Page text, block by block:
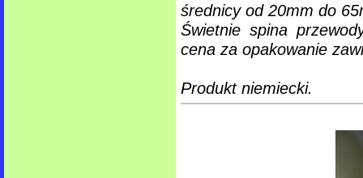
średnicy od 20mm do
Świetnie spina
cena za opakowanie
Produkt niemiecki.